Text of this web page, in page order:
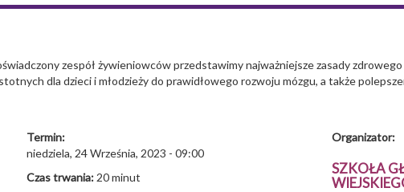
zespół żywieniowców przedstawimy najważniejsze zasady
dla dzieci i młodzieży do prawidłowego rozwoju mózgu, a także
Termin:
niedziela, 24 Września, 2023 - 09:00
Czas trwania: 20 minut
Organizator:
SZKOŁA